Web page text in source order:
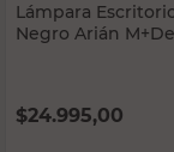
Lámpara
Negro Arián
$24.995,00